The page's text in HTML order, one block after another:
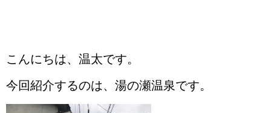
こんにちは、温太です。
今回紹介するのは、湯の瀬温泉です。